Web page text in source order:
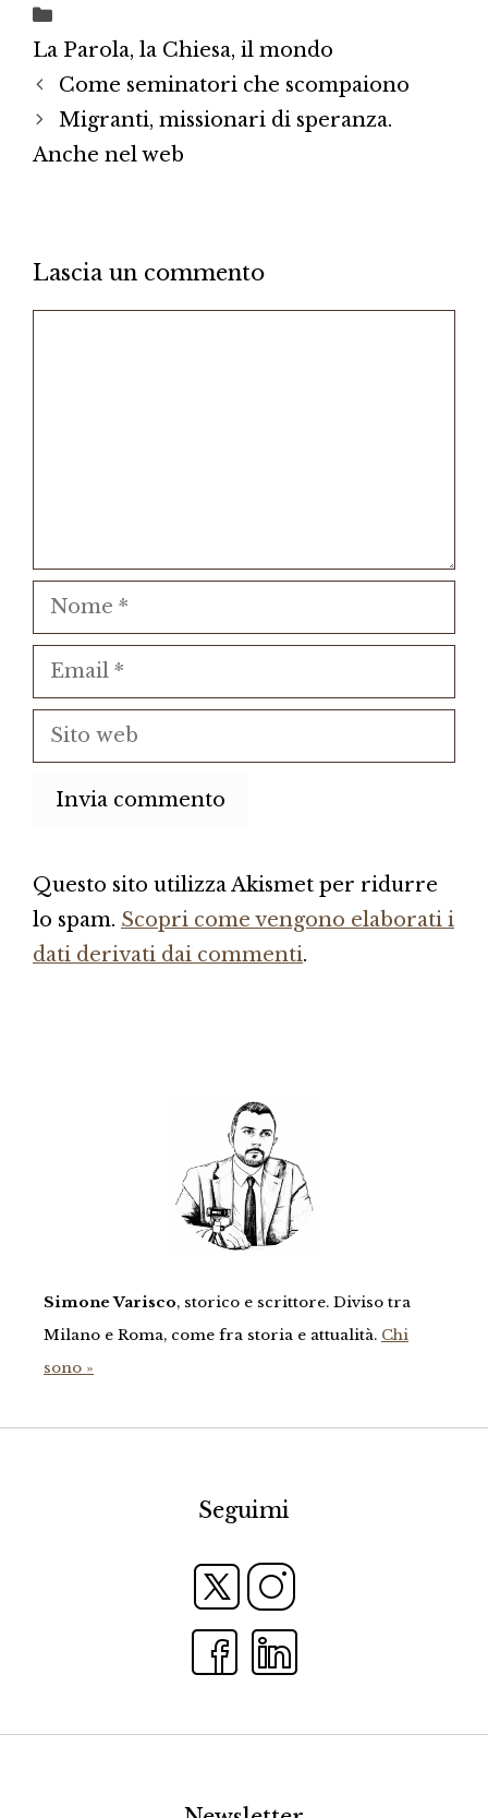
La Parola, la Chiesa, il mondo
Come seminatori che scompaiono
Migranti, missionari di speranza.
Anche nel web
Lascia un commento
Nome
Email
Sito
web
Questo sito utilizza Akismet per ridurre
lo spam. Scopri come vengono elaborati i
dati derivati dai commenti.
Simone Varisco, storico e scrittore. Diviso tra
Milano e Roma, come fra storia e attualità. Chi
sono »
Seguimi